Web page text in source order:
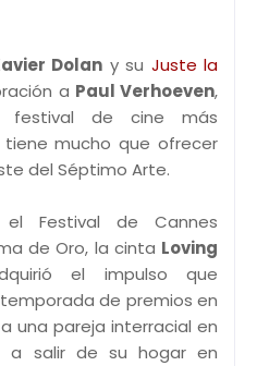
Dolan y su Juste la
a Paul Verhoeven,
de cine más
mucho que ofrecer
del Séptimo Arte.
Festival de Cannes
de Oro, la cinta Loving
el impulso que
de premios en
a una pareja interracial en
a salir de su hogar en